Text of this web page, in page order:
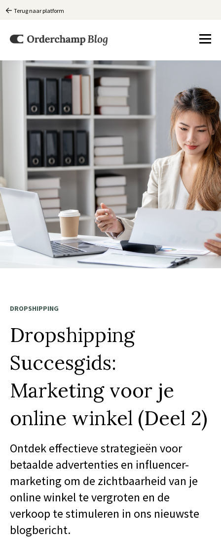
Terug naar platform
DROPSHIPPING
Dropshipping
Succesgids:
Marketing voor je
online winkel (Deel 2)
Ontdek effectieve strategieën voor
betaalde advertenties en influencer-
marketing om de zichtbaarheid van je
online winkel te vergroten en de
verkoop te stimuleren in ons nieuwste
blogbericht.